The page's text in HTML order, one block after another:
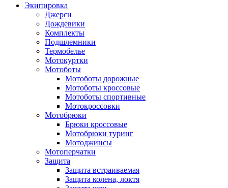
Экипировка
Джерси
Дождевики
Комплекты
Подшлемники
Термобелье
Мотокуртки
Мотоботы
Мотоботы дорожные
Мотоботы кроссовые
Мотоботы спортивные
Мотокроссовки
Мотобрюки
Брюки кроссовые
Мотобрюки туринг
Мотоджинсы
Мотоперчатки
Защита
Защита встраиваемая
Защита колена, локтя